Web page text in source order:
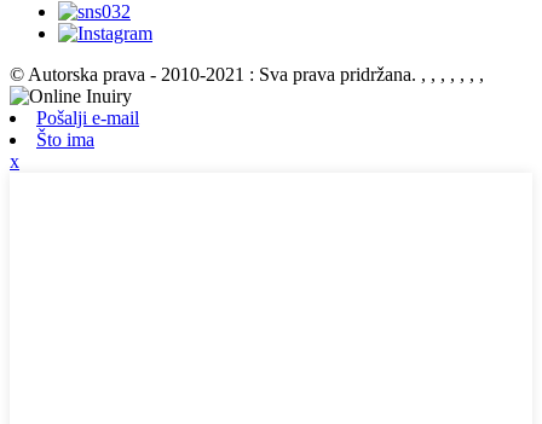
© Autorska prava - 2010-2021 : Sva prava pridržana. , , , , , , ,
Pošalji e-mail
Što ima
x